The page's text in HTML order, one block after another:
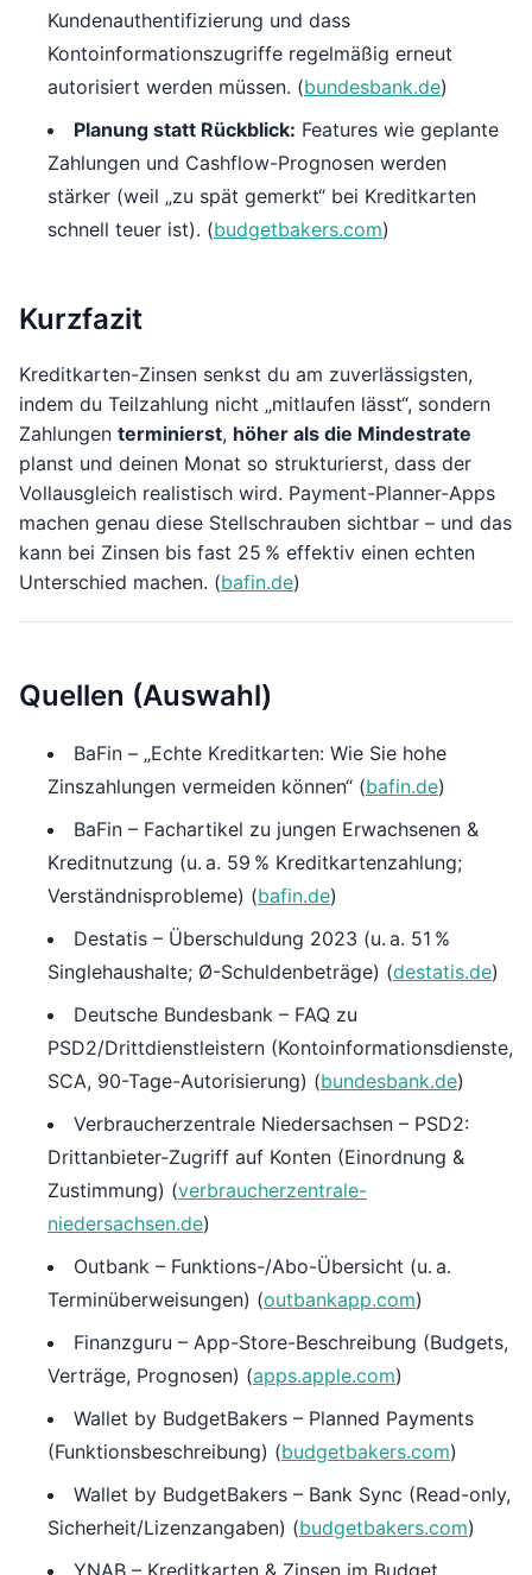
Kundenauthentifizierung und dass
Kontoinformationszugriffe regelmäßig erneut
autorisiert werden müssen. (bundesbank.de)
Planung statt Rückblick: Features wie geplante
Zahlungen und Cashflow-Prognosen werden
stärker (weil „zu spät gemerkt“ bei Kreditkarten
schnell teuer ist). (budgetbakers.com)
Kurzfazit
Kreditkarten-Zinsen senkst du am zuverlässigsten,
indem du Teilzahlung nicht „mitlaufen lässt“, sondern
Zahlungen terminierst, höher als die Mindestrate
planst und deinen Monat so strukturierst, dass der
Vollausgleich realistisch wird. Payment-Planner-Apps
machen genau diese Stellschrauben sichtbar – und das
kann bei Zinsen bis fast 25 % effektiv einen echten
Unterschied machen. (bafin.de)
Quellen (Auswahl)
BaFin – „Echte Kreditkarten: Wie Sie hohe
Zinszahlungen vermeiden können“ (bafin.de)
BaFin – Fachartikel zu jungen Erwachsenen &
Kreditnutzung (u. a. 59 % Kreditkartenzahlung;
Verständnisprobleme) (bafin.de)
Destatis – Überschuldung 2023 (u. a. 51 %
Singlehaushalte; Ø-Schuldenbeträge) (destatis.de)
Deutsche Bundesbank – FAQ zu
PSD2/Drittdienstleistern (Kontoinformationsdienste,
SCA, 90-Tage-Autorisierung) (bundesbank.de)
Verbraucherzentrale Niedersachsen – PSD2:
Drittanbieter-Zugriff auf Konten (Einordnung &
Zustimmung) (verbraucherzentrale-
niedersachsen.de)
Outbank – Funktions-/Abo-Übersicht (u. a.
Terminüberweisungen) (outbankapp.com)
Finanzguru – App-Store-Beschreibung (Budgets,
Verträge, Prognosen) (apps.apple.com)
Wallet by BudgetBakers – Planned Payments
(Funktionsbeschreibung) (budgetbakers.com)
Wallet by BudgetBakers – Bank Sync (Read-only,
Sicherheit/Lizenzangaben) (budgetbakers.com)
YNAB – Kreditkarten & Zinsen im Budget